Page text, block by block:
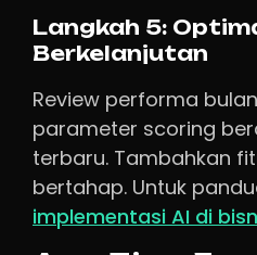
Langkah 5:
Berkelanjutan
Review performa
parameter scoring
terbaru. Tambahkan
bertahap. Untuk
implementasi AI di